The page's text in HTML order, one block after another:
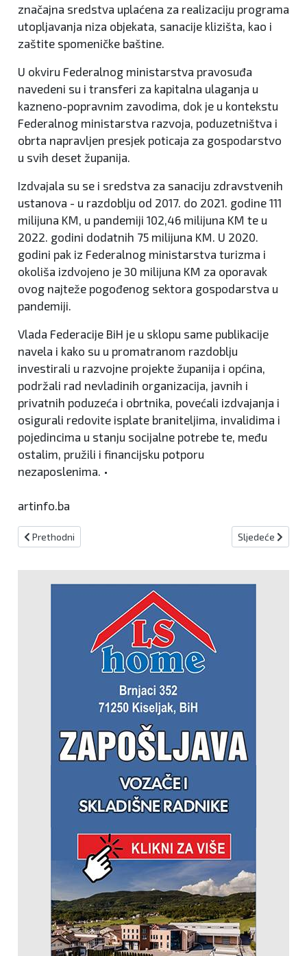
značajna sredstva uplaćena za realizaciju programa
utopljavanja niza objekata, sanacije klizišta, kao i
zaštite spomeničke baštine.
U okviru Federalnog ministarstva pravosuđa
navedeni su i transferi za kapitalna ulaganja u
kazneno-popravnim zavodima, dok je u kontekstu
Federalnog ministarstva razvoja, poduzetništva i
obrta napravljen presjek poticaja za gospodarstvo
u svih deset županija.
Izdvajala su se i sredstva za sanaciju zdravstvenih
ustanova - u razdoblju od 2017. do 2021. godine 111
milijuna KM, u pandemiji 102,46 milijuna KM te u
2022. godini dodatnih 75 milijuna KM. U 2020.
godini pak iz Federalnog ministarstva turizma i
okoliša izdvojeno je 30 milijuna KM za oporavak
ovog najteže pogođenog sektora gospodarstva u
pandemiji.
Vlada Federacije BiH je u sklopu same publikacije
navela i kako su u promatranom razdoblju
investirali u razvojne projekte županija i općina,
podržali rad nevladinih organizacija, javnih i
privatnih poduzeća i obrtnika, povećali izdvajanja i
osigurali redovite isplate braniteljima, invalidima i
pojedincima u stanju socijalne potrebe te, među
ostalim, pružili i financijsku potporu
nezaposlenima. •
artinfo.ba
Prethodni članak: Sunčano uz malu do umjerenu oblačnost
Prethodni Sljedeći
Sljedeće